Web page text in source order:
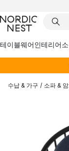
테이블웨어인테리어
수납 & 가구 / 소파 &